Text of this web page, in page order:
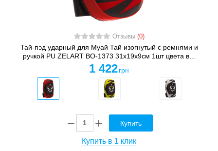
Отзывы (0)
Тай-пэд ударный для Муай Тай изогнутый с ремнями и
ручкой PU ZELART BO-1373 31x19x9см 1шт цвета в...
1 422 грн
Купить
Купить в 1 клик